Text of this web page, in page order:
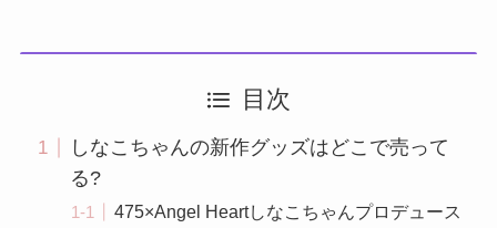
目次
しなこちゃんの新作グッズはどこで売って
る?
475×Angel Heartしなこちゃんプロデュース